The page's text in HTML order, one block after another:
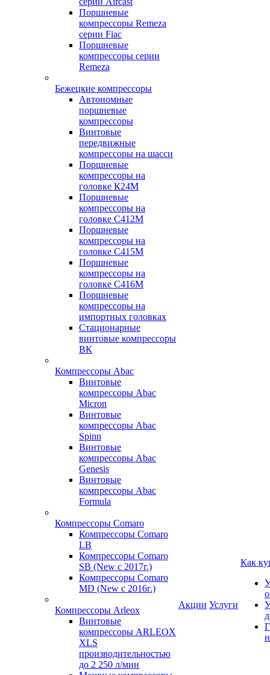
Поршневые
компрессоры Remeza
серии Fiac
Поршневые
компрессоры серии
Remeza
Бежецкие компрессоры
Автономные
поршневые
компрессоры
Винтовые
передвижные
компрессоры на шасси
Поршневые
компрессоры на
головке К24М
Поршневые
компрессоры на
головке С412М
Поршневые
компрессоры на
головке С415М
Поршневые
компрессоры на
головке С416М
Поршневые
компрессоры на
импортных головках
Стационарные
винтовые компрессоры
ВК
Компрессоры Abac
Винтовые
компрессоры Abac
Micron
Винтовые
компрессоры Abac
Spinn
Винтовые
компрессоры Abac
Genesis
Винтовые
компрессоры Abac
Formula
Компрессоры Comaro
Компрессоры Comaro
LB
Компрессоры Comaro
SB (New с 2017г.)
Компрессоры Comaro
MD (New с 2016г.)
Компрессоры Arleox
Винтовые
компрессоры ARLEOX
XLS
производительностью
до 2 250 л/мин
Акции Услуги
Как